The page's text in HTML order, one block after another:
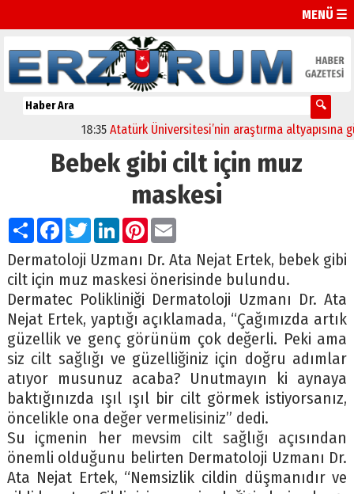
MENÜ ☰
18:35 Atatürk Üniversitesi’nin araştırma altyapısına
Bebek gibi cilt için muz
maskesi
PaylaşFacebook
TwitterLinkedIn
Pinterest
Email
Dermatoloji Uzmanı Dr. Ata Nejat Ertek, bebek gibi
cilt için muz maskesi önerisinde bulundu.
Dermatec Polikliniği Dermatoloji Uzmanı Dr. Ata
Nejat Ertek, yaptığı açıklamada, “Çağımızda artık
güzellik ve genç görünüm çok değerli. Peki ama
siz cilt sağlığı ve güzelliğiniz için doğru adımlar
atıyor musunuz acaba? Unutmayın ki aynaya
baktığınızda ışıl ışıl bir cilt görmek istiyorsanız,
öncelikle ona değer vermelisiniz” dedi.
Su içmenin her mevsim cilt sağlığı açısından
önemli olduğunu belirten Dermatoloji Uzmanı Dr.
Ata Nejat Ertek, “Nemsizlik cildin düşmanıdır ve